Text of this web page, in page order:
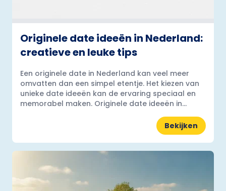
Originele date ideeën in Nederland:
creatieve en leuke tips
Een originele date in Nederland kan veel meer
omvatten dan een simpel etentje. Het kiezen van
unieke date ideeën kan de ervaring speciaal en
memorabel maken. Originele date ideeën in...
Bekijken